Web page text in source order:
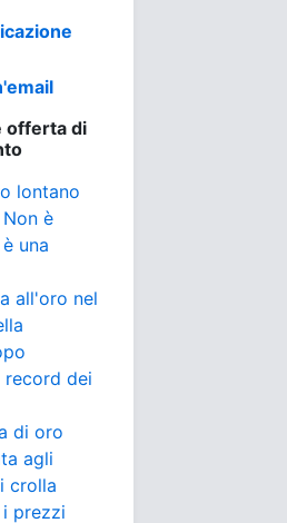
offerta di
lontano
è
una
all'oro nel
record dei
di oro
agli
crolla
prezzi